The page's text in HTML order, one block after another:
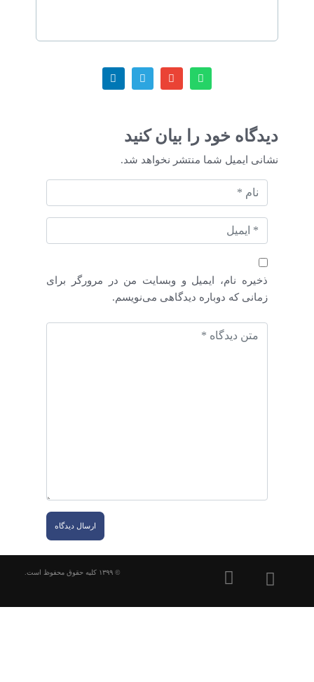
دیدگاه خود را بیان کنید
نشانی ایمیل شما منتشر نخواهد شد.
ذخیره نام، ایمیل و وبسایت من در مرورگر برای
زمانی که دوباره دیدگاهی می‌نویسم.
ارسال دیدگاه
© ۱۳۹۹ کلیه حقوق محفوظ است.